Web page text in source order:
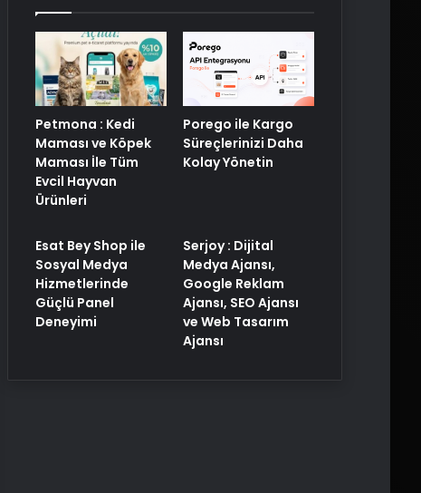
Petmona : Kedi
Maması ve Köpek
Maması İle Tüm
Evcil Hayvan
Ürünleri
Porego ile Kargo
Süreçlerinizi Daha
Kolay Yönetin
Esat Bey Shop ile
Sosyal Medya
Hizmetlerinde
Güçlü Panel
Deneyimi
Serjoy : Dijital
Medya Ajansı,
Google Reklam
Ajansı, SEO Ajansı
ve Web Tasarım
Ajansı